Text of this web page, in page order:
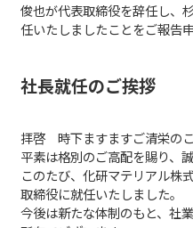
俊也が代表取締役を辞任し、
任いたしましたことをご報告
社長就任のご挨拶
拝啓 時下ますますご清栄のこ
平素は格別のご高配を賜り、
このたび、化研マテリアル株
取締役に就任いたしました。
今後は新たな体制のもと、社